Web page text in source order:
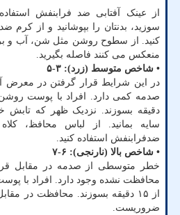
از عینک آفتابی ضد فرابنفش
کنید. از سطوح روشن مثل شن، آب و
منعکس می کنند فاصله بگیرید.
• شاخص متوسط (زرد): ۳-۵
در این شرایط قرار گرفتن در معرض
دقیقه بسوزند. نزدیک ظهر که تابش
سایه بمانید. از لباس محافظ،
ضدفرابنفش استفاده کنید.
• شاخص بالا (نارنجی): ۶-۷
خطر متوسطی از صدمه در مقابل
محافظت نشده وجود دارد. افراد با
از ۱۵ دقیقه بسوزند. محافظت در
ضروریست.